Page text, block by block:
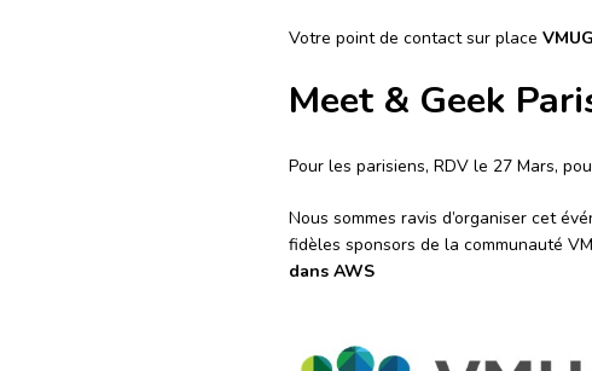
Votre point de contact sur place VMUG
Meet & Geek
Pour les parisiens, RDV le 27 Mars,
Nous sommes ravis d’organiser cet
fidèles sponsors de la communauté
dans AWS